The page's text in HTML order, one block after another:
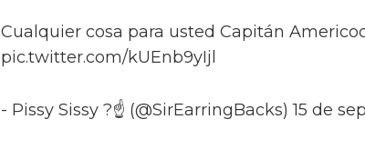
Cualquier cosa para usted Capitán
pic.twitter.com/kUEnb9yIjl
- Pissy Sissy ?☝️ (@SirEarringBacks) 15 de